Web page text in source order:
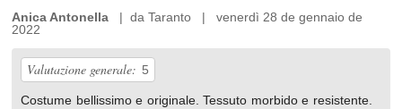
Anica Antonella | da Taranto | venerdì 28 de gennaio de
2022
Valutazione generale: 5
Costume bellissimo e originale. Tessuto morbido e resistente.